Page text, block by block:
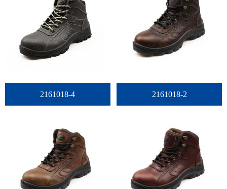
2161018-4 2161018-2